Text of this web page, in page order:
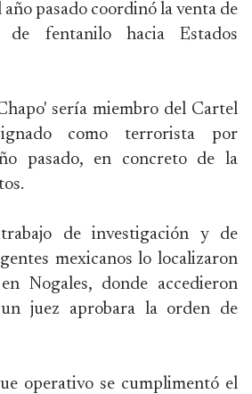
pasado coordinó la venta de
de fentanilo hacia Estados
sería miembro del Cartel
como terrorista por
pasado, en concreto de la
de investigación y de
mexicanos lo localizaron
Nogales, donde accedieron
juez aprobara la orden de
operativo se cumplimentó el